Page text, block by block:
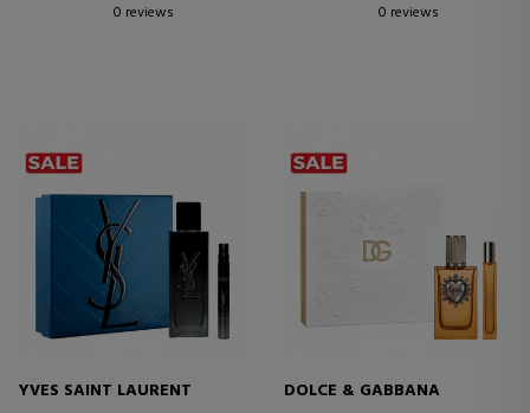
0 reviews
0 reviews
YVES SAINT LAURENT
DOLCE & GABBANA